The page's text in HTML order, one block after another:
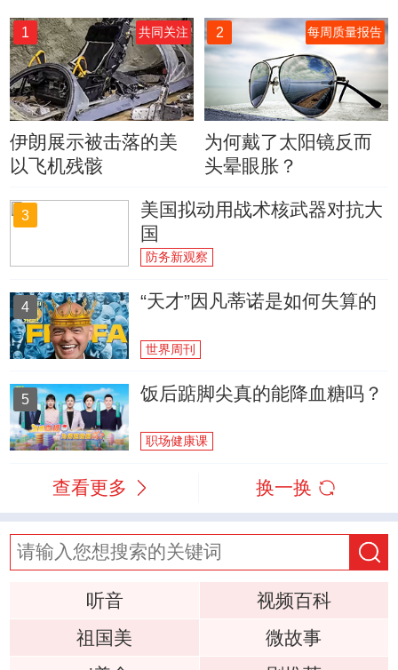
1 共同关注
伊朗展示被击落的美
以飞机残骸
2 每周质量报告
为何戴了太阳镜反而
头晕眼胀？
3
美国拟动用战术核武器对抗大
国
防务新观察
4 “天才”因凡蒂诺是如何失算的
世界周刊
5 饭后踮脚尖真的能降血糖吗？
职场健康课
查看更多 换一换
听音
视频百科
祖国美
微故事